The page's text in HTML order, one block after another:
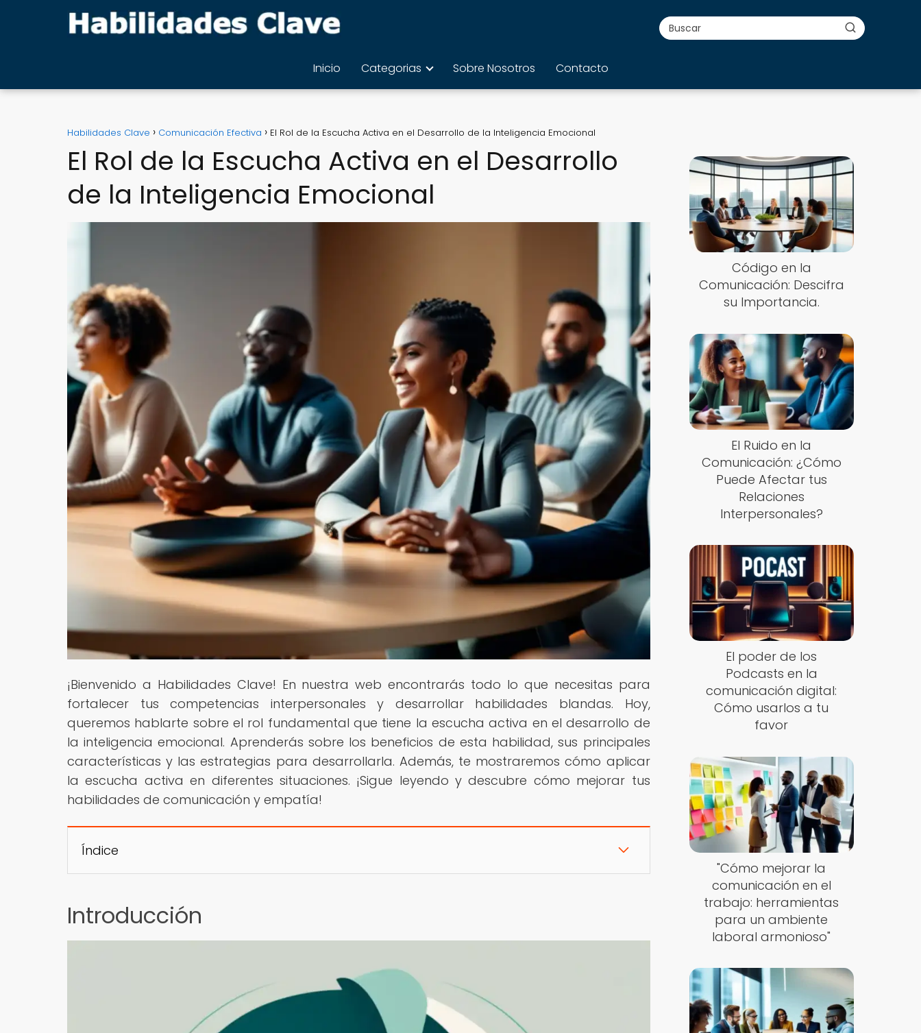
Inicio Categorias Sobre Nosotros Contacto
Habilidades Clave Comunicación Efectiva El Rol de la Escucha Activa en el Desarrollo de la Inteligencia Emocional
El Rol de la Escucha Activa en el Desarrollo
de la Inteligencia Emocional
¡Bienvenido a Habilidades Clave! En nuestra web encontrarás todo lo que necesitas para
fortalecer tus competencias interpersonales y desarrollar habilidades blandas. Hoy,
queremos hablarte sobre el rol fundamental que tiene la escucha activa en el desarrollo de
la inteligencia emocional. Aprenderás sobre los beneficios de esta habilidad, sus principales
características y las estrategias para desarrollarla. Además, te mostraremos cómo aplicar
la escucha activa en diferentes situaciones. ¡Sigue leyendo y descubre cómo mejorar tus
habilidades de comunicación y empatía!
Índice
Introducción
Código en la
Comunicación: Descifra
su Importancia.
El Ruido en la
Comunicación: ¿Cómo
Puede Afectar tus
Relaciones
Interpersonales?
El poder de los
Podcasts en la
comunicación digital:
Cómo usarlos a tu
favor
"Cómo mejorar la
comunicación en el
trabajo: herramientas
para un ambiente
laboral armonioso"